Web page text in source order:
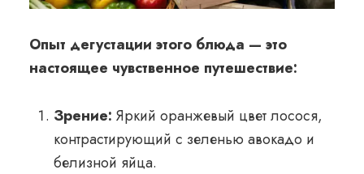
Опыт дегустации этого блюда — это
настоящее чувственное путешествие:
Зрение: Яркий оранжевый цвет лосося,
контрастирующий с зеленью авокадо и
белизной яйца.